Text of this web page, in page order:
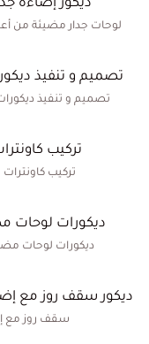
لوحات جدار مضيئة من
تصميم و تنفيذ
تركيب
ديكورات لوحات
سقف روز مع